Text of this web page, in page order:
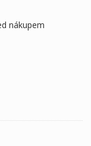
nákupem